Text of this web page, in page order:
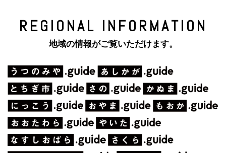
REGIONAL INFORMATION
地域の情報がご覧いただけます。